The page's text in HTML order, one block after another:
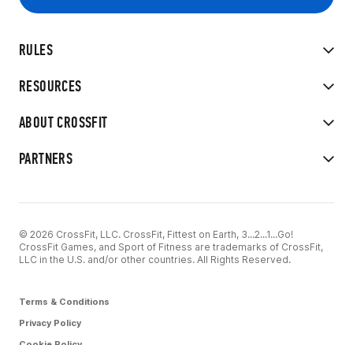
RULES
RESOURCES
ABOUT CROSSFIT
PARTNERS
© 2026 CrossFit, LLC. CrossFit, Fittest on Earth, 3...2...1...Go!
CrossFit Games, and Sport of Fitness are trademarks of CrossFit,
LLC in the U.S. and/or other countries. All Rights Reserved.
Terms & Conditions
Privacy Policy